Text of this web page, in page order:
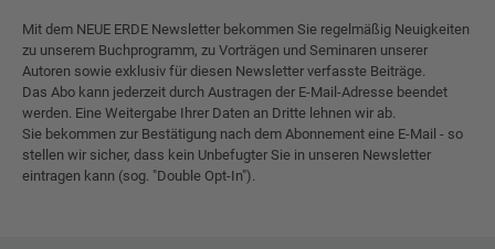
Mit dem NEUE ERDE Newsletter bekommen Sie regelmäßig Neuigkeiten
zu unserem Buchprogramm, zu Vorträgen und Seminaren unserer
Autoren sowie exklusiv für diesen Newsletter verfasste Beiträge.
Das Abo kann jederzeit durch Austragen der E-Mail-Adresse beendet
werden. Eine Weitergabe Ihrer Daten an Dritte lehnen wir ab.
Sie bekommen zur Bestätigung nach dem Abonnement eine E-Mail - so
stellen wir sicher, dass kein Unbefugter Sie in unseren Newsletter
eintragen kann (sog. "Double Opt-In").